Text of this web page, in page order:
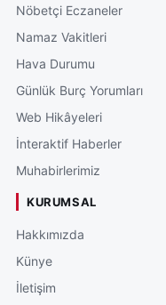
Nöbetçi Eczaneler
Namaz Vakitleri
Hava Durumu
Günlük Burç Yorumları
Web Hikâyeleri
İnteraktif Haberler
Muhabirlerimiz
KURUMSAL
Hakkımızda
Künye
İletişim